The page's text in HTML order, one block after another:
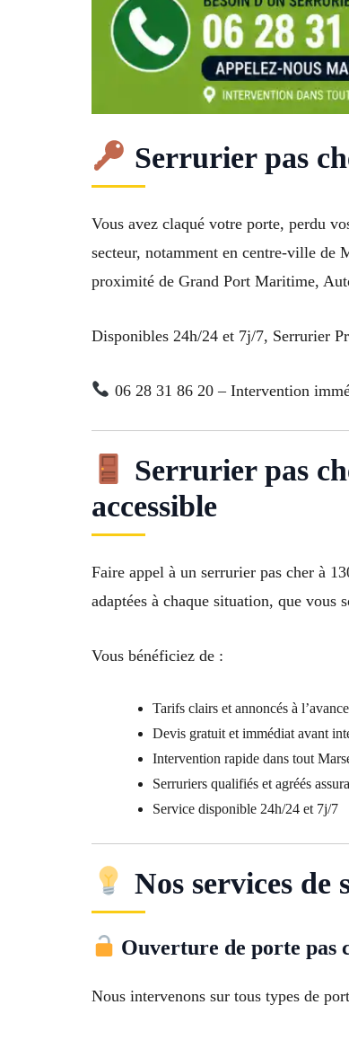
Serrurier pas
Vous avez claqué votre porte, perdu
secteur, notamment en centre-ville de
proximité de Grand Port Maritime,
Disponibles 24h/24 et 7j/7, Serrurier
06 28 31 86 20 – Intervention
Serrurier pas
accessible
Faire appel à un serrurier pas cher à
adaptées à chaque situation, que vous
Vous bénéficiez de :
Tarifs clairs et annoncés à l’avance
Devis gratuit et immédiat avant
Intervention rapide dans tout
Serruriers qualifiés et agréés
Service disponible 24h/24 et 7j/7
Nos services
Ouverture de porte pas
Nous intervenons sur tous types de